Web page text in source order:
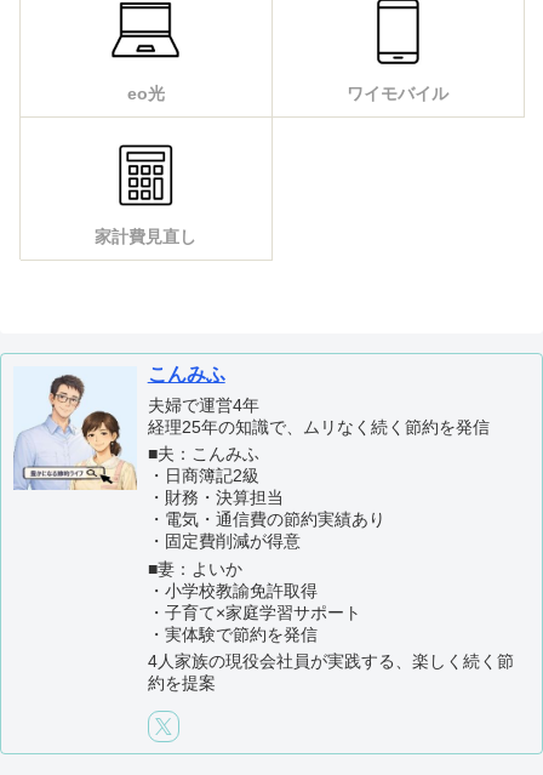
eo光 ワイモバイル
家計費見直し
こんみふ
夫婦で運営4年
経理25年の知識で、ムリなく続く節約を発信
■夫：こんみふ
・日商簿記2級
・財務・決算担当
・電気・通信費の節約実績あり
・固定費削減が得意
■妻：よいか
・小学校教諭免許取得
・子育て×家庭学習サポート
・実体験で節約を発信
4人家族の現役会社員が実践する、楽しく続く節
約を提案